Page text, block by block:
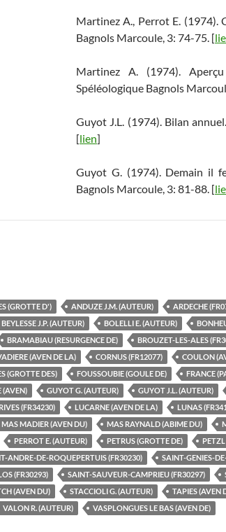
Martinez A., Perrot E. (1974).
Bagnols Marcoule, 3: 74-75. [
Martinez A. (1974).
Spéléologique Bagnols
Guyot J.L. (1974). Bilan
[lien]
Guyot G. (1974). Demain il
Bagnols Marcoule, 3: 81-88. [
(GROTTE D') ANDUZE J.M. (AUTEUR) ARDECHE
BEYLESSE J.P. (AUTEUR) BOLELLI E. (AUTEUR)
BRAMABIAU (RESURGENCE DE) BROUZET-LES-ALES
(AVEN DE LA) CORNUS (FR12077) COULON
(GROTTE DES) FOUSSOUBIE (GOULE DE) FRANCE
(AVEN) GUYOT G. (AUTEUR) GUYOT J.L. (AUTEUR)
(FR34230) LUCARNE (AVEN DE LA) LUNAS
MAS MADIER (AVEN DU) MAS RAYNALD (ABIME DU)
PERROT E. (AUTEUR) PETRUS (GROTTE DE)
ANDRE-DE-ROQUEPERTUIS (FR30230) SAINT-GENIES-
(FR30293)
SAINT-SAUVEUR-CAMPRIEU (FR30297)
(AVEN DU) STACCIOLI G. (AUTEUR) TAPIES (AVEN
VALON R. (AUTEUR) VASPLONGUES LE BAS (AVEN DE)